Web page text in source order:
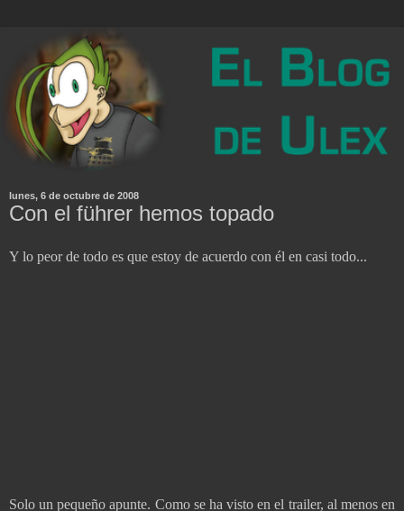
lunes, 6 de octubre de 2008
Con el führer hemos topado
Y lo peor de todo es que estoy de acuerdo con él en casi todo...
Solo un pequeño apunte. Como se ha visto en el trailer, al menos en